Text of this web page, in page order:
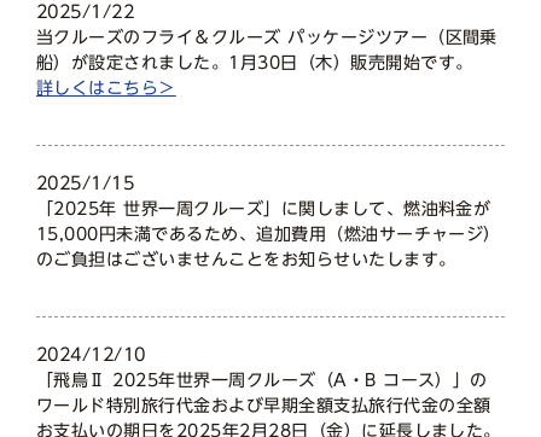
2025/1/22
当クルーズのフライ＆クルーズ パッケージツアー（区間乗
船）が設定されました。1月30日（木）販売開始です。
詳しくはこちら＞
2025/1/15
「2025年 世界一周クルーズ」に関しまして、燃油料金が
15,000円未満であるため、追加費用（燃油サーチャージ）
のご負担はございませんことをお知らせいたします。
2024/12/10
「飛鳥Ⅱ 2025年世界一周クルーズ（A・B コース）」の
ワールド特別旅行代金および早期全額支払旅行代金の全額
お支払いの期日を2025年2月28日（金）に延長しました。